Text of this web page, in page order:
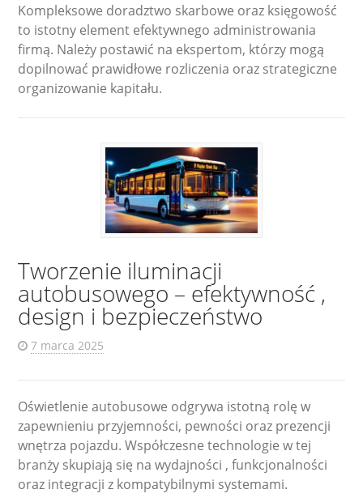
Kompleksowe doradztwo skarbowe oraz księgowość
to istotny element efektywnego administrowania
firmą. Należy postawić na ekspertom, którzy mogą
dopilnować prawidłowe rozliczenia oraz strategiczne
organizowanie kapitału.
Tworzenie iluminacji
autobusowego – efektywność ,
design i bezpieczeństwo
7 marca 2025
Oświetlenie autobusowe odgrywa istotną rolę w
zapewnieniu przyjemności, pewności oraz prezencji
wnętrza pojazdu. Współczesne technologie w tej
branży skupiają się na wydajności , funkcjonalności
oraz integracji z kompatybilnymi systemami.